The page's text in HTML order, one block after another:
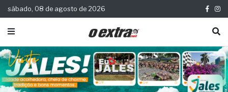
sábado, 08 de agosto de 2026